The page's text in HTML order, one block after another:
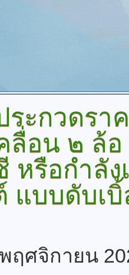
ะกวดรา
ลื่อน ๒ ล้
รือกำลัง
แบบดับเ
ฤศจิกายน